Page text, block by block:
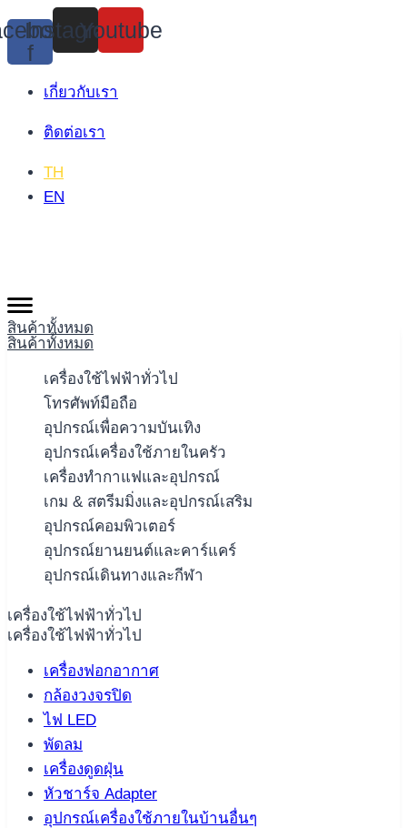
Skip
to
content
f
Instagram
Youtube
เกี่ยวกับเรา
ติดต่อเรา
TH
EN
สินค้าทั้งหมด
สินค้าทั้งหมด
เครื่องใช้ไฟฟ้าทั่วไป
โทรศัพท์มือถือ
อุปกรณ์เพื่อความบันเทิง
อุปกรณ์เครื่องใช้ภายในครัว
เครื่องทำกาแฟและอุปกรณ์
เกม & สตรีมมิ่งและอุปกรณ์เสริม
อุปกรณ์คอมพิวเตอร์
อุปกรณ์ยานยนต์และคาร์แคร์
อุปกรณ์เดินทางและกีฬา
เครื่องใช้ไฟฟ้าทั่วไป
เครื่องใช้ไฟฟ้าทั่วไป
เครื่องฟอกอากาศ
กล้องวงจรปิด
ไฟ LED
พัดลม
เครื่องดูดฝุ่น
หัวชาร์จ Adapter
อุปกรณ์เครื่องใช้ภายในบ้านอื่นๆ